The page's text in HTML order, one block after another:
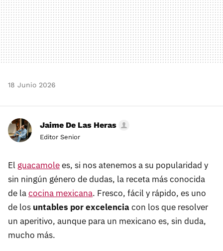
18 Junio 2026
Jaime De Las Heras
Editor Senior
El guacamolees, si nos atenemos a su popularidad y
sin ningún género de dudas, la receta más conocida
de lacocina mexicana. Fresco, fácil y rápido, es uno
de los untables por excelenciacon los que resolver
un aperitivo, aunque para un mexicano es, sin duda,
mucho más.